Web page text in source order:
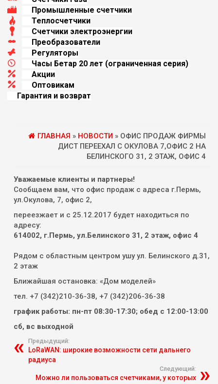
Промышленные счетчики
Теплосчетчики
Счетчики электроэнергии
Преобразователи
Регуляторы
Часы Бетар 20 лет (oграниченная серия)
Aкции
Оптовикам
Гарантия и возврат
ГЛАВНАЯ » НОВОСТИ » ОФИС ПРОДАЖ ФИРМЫ
ДИСТ ПЕРЕЕХАЛ С ОКУЛОВА 7,ОФИС 2 НА
БЕЛИНСКОГО 31, 2 ЭТАЖ, ОФИС 4
Уважаемые клиенты и партнеры!
Сообщаем вам, что офис продаж с адреса г.Пермь,
ул.Окулова, 7, офис 2,
переезжает и с 25.12.2017 будет находиться по
адресу:
614002, г.Пермь, ул.Белинского 31, 2 этаж, офис 4
Рядом с областным центром ушу ул. Белинского д.31,
2 этаж
Ближайшая остановка: «Дом моделей»
тел. +7 (342)210-36-38, +7 (342)206-36-38
график работы: пн-пт 08:30-17:30; обед с 12:00-13:00
сб, вс выходной
Предыдущий:
LoRaWAN: широкие возможности сети дальнего
радиуса
Следующий:
Можно ли пользоваться счетчиками, у которых